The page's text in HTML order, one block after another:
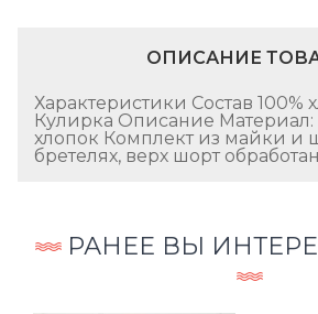
ОПИСАНИЕ
Характеристики Состав 100%
Кулирка Описание Материал:
хлопок Комплект из майки и
бретелях, верх шорт
РАНЕЕ ВЫ